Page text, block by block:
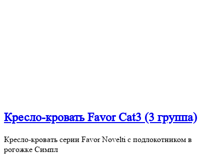
Кресло-кровать Favor Cat3 (3 группа)
Кресло-кровать серии Favor Novelti с подлокотником в
рогожке Симпл